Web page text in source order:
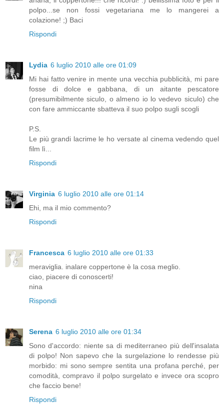
polpo...se non fossi vegetariana me lo mangerei a
colazione! ;) Baci
Rispondi
Lydia 6 luglio 2010 alle ore 01:09
Mi hai fatto venire in mente una vecchia pubblicità, mi pare
fosse di dolce e gabbana, di un aitante pescatore
(presumibilmente siculo, o almeno io lo vedevo siculo) che
con fare ammiccante sbatteva il suo polpo sugli scogli
P.S.
Le più grandi lacrime le ho versate al cinema vedendo quel
film lì...
Rispondi
Virginia 6 luglio 2010 alle ore 01:14
Ehi, ma il mio commento?
Rispondi
Francesca 6 luglio 2010 alle ore 01:33
meraviglia. inalare coppertone è la cosa meglio.
ciao, piacere di conoscerti!
nina
Rispondi
Serena 6 luglio 2010 alle ore 01:34
Sono d'accordo: niente sa di mediterraneo più dell'insalata
di polpo! Non sapevo che la surgelazione lo rendesse più
morbido: mi sono sempre sentita una profana perché, per
comodità, compravo il polpo surgelato e invece ora scopro
che faccio bene!
Rispondi